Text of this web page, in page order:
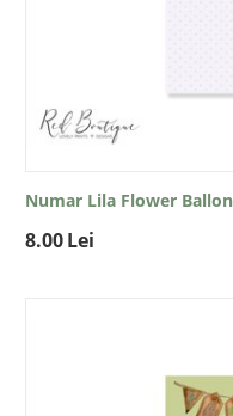
Numar Lila Flower Ballon
8.00Lei